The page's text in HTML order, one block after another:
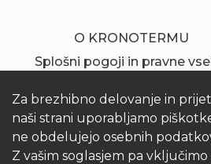
Za brezhibno delovanje in
naši strani uporabljamo
ne obdelujejo osebnih
Z vašim soglasjem pa
O KRONOTERMU
Splošni pogoji in pravne